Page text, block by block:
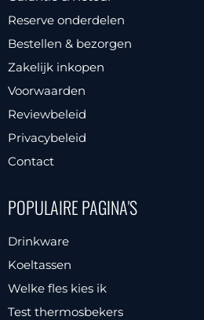
Reserve onderdelen
Bestellen & bezorgen
Zakelijk inkopen
Voorwaarden
Reviewbeleid
Privacybeleid
Contact
POPULAIRE PAGINA'S
Drinkware
Koeltassen
Welke fles kies ik
Test thermosbekers